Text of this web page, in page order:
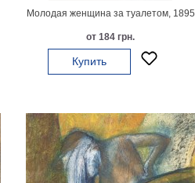
Молодая женщина за туалетом, 1895
от 184 грн.
Купить